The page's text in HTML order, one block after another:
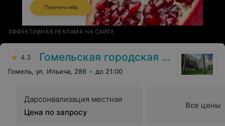
ЭФФЕКТИВНАЯ РЕКЛАМА НА САЙТЕ
4.3 Гомельская городская клиническая больница №3
Гомель, ул. Ильича, 286 до 21:00
Дарсонвализация местная
Цена по запросу
Все цены